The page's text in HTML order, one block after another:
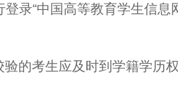
录“中国高等教育学生信
的考生应及时到学籍学历